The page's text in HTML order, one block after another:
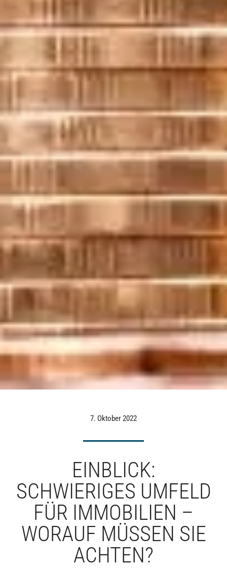
7. Oktober 2022
EINBLICK:
SCHWIERIGES UMFELD
FÜR IMMOBILIEN –
WORAUF MÜSSEN SIE
ACHTEN?